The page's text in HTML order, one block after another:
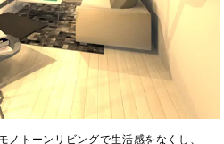
トーンリビングで生活感をなくし、